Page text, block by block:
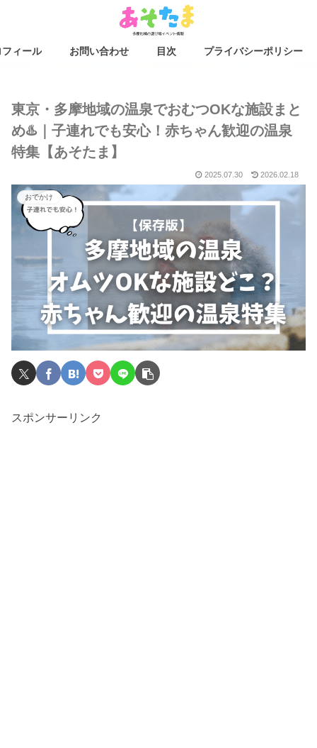
ィール お問い合わせ 目次 プライバシーポリシー
東京・多摩地域の温泉でおむつOKな施設まと
め♨️｜子連れでも安心！赤ちゃん歓迎の温泉
特集【あそたま】
2025.07.30 2026.02.18
おでかけ
スポンサーリンク